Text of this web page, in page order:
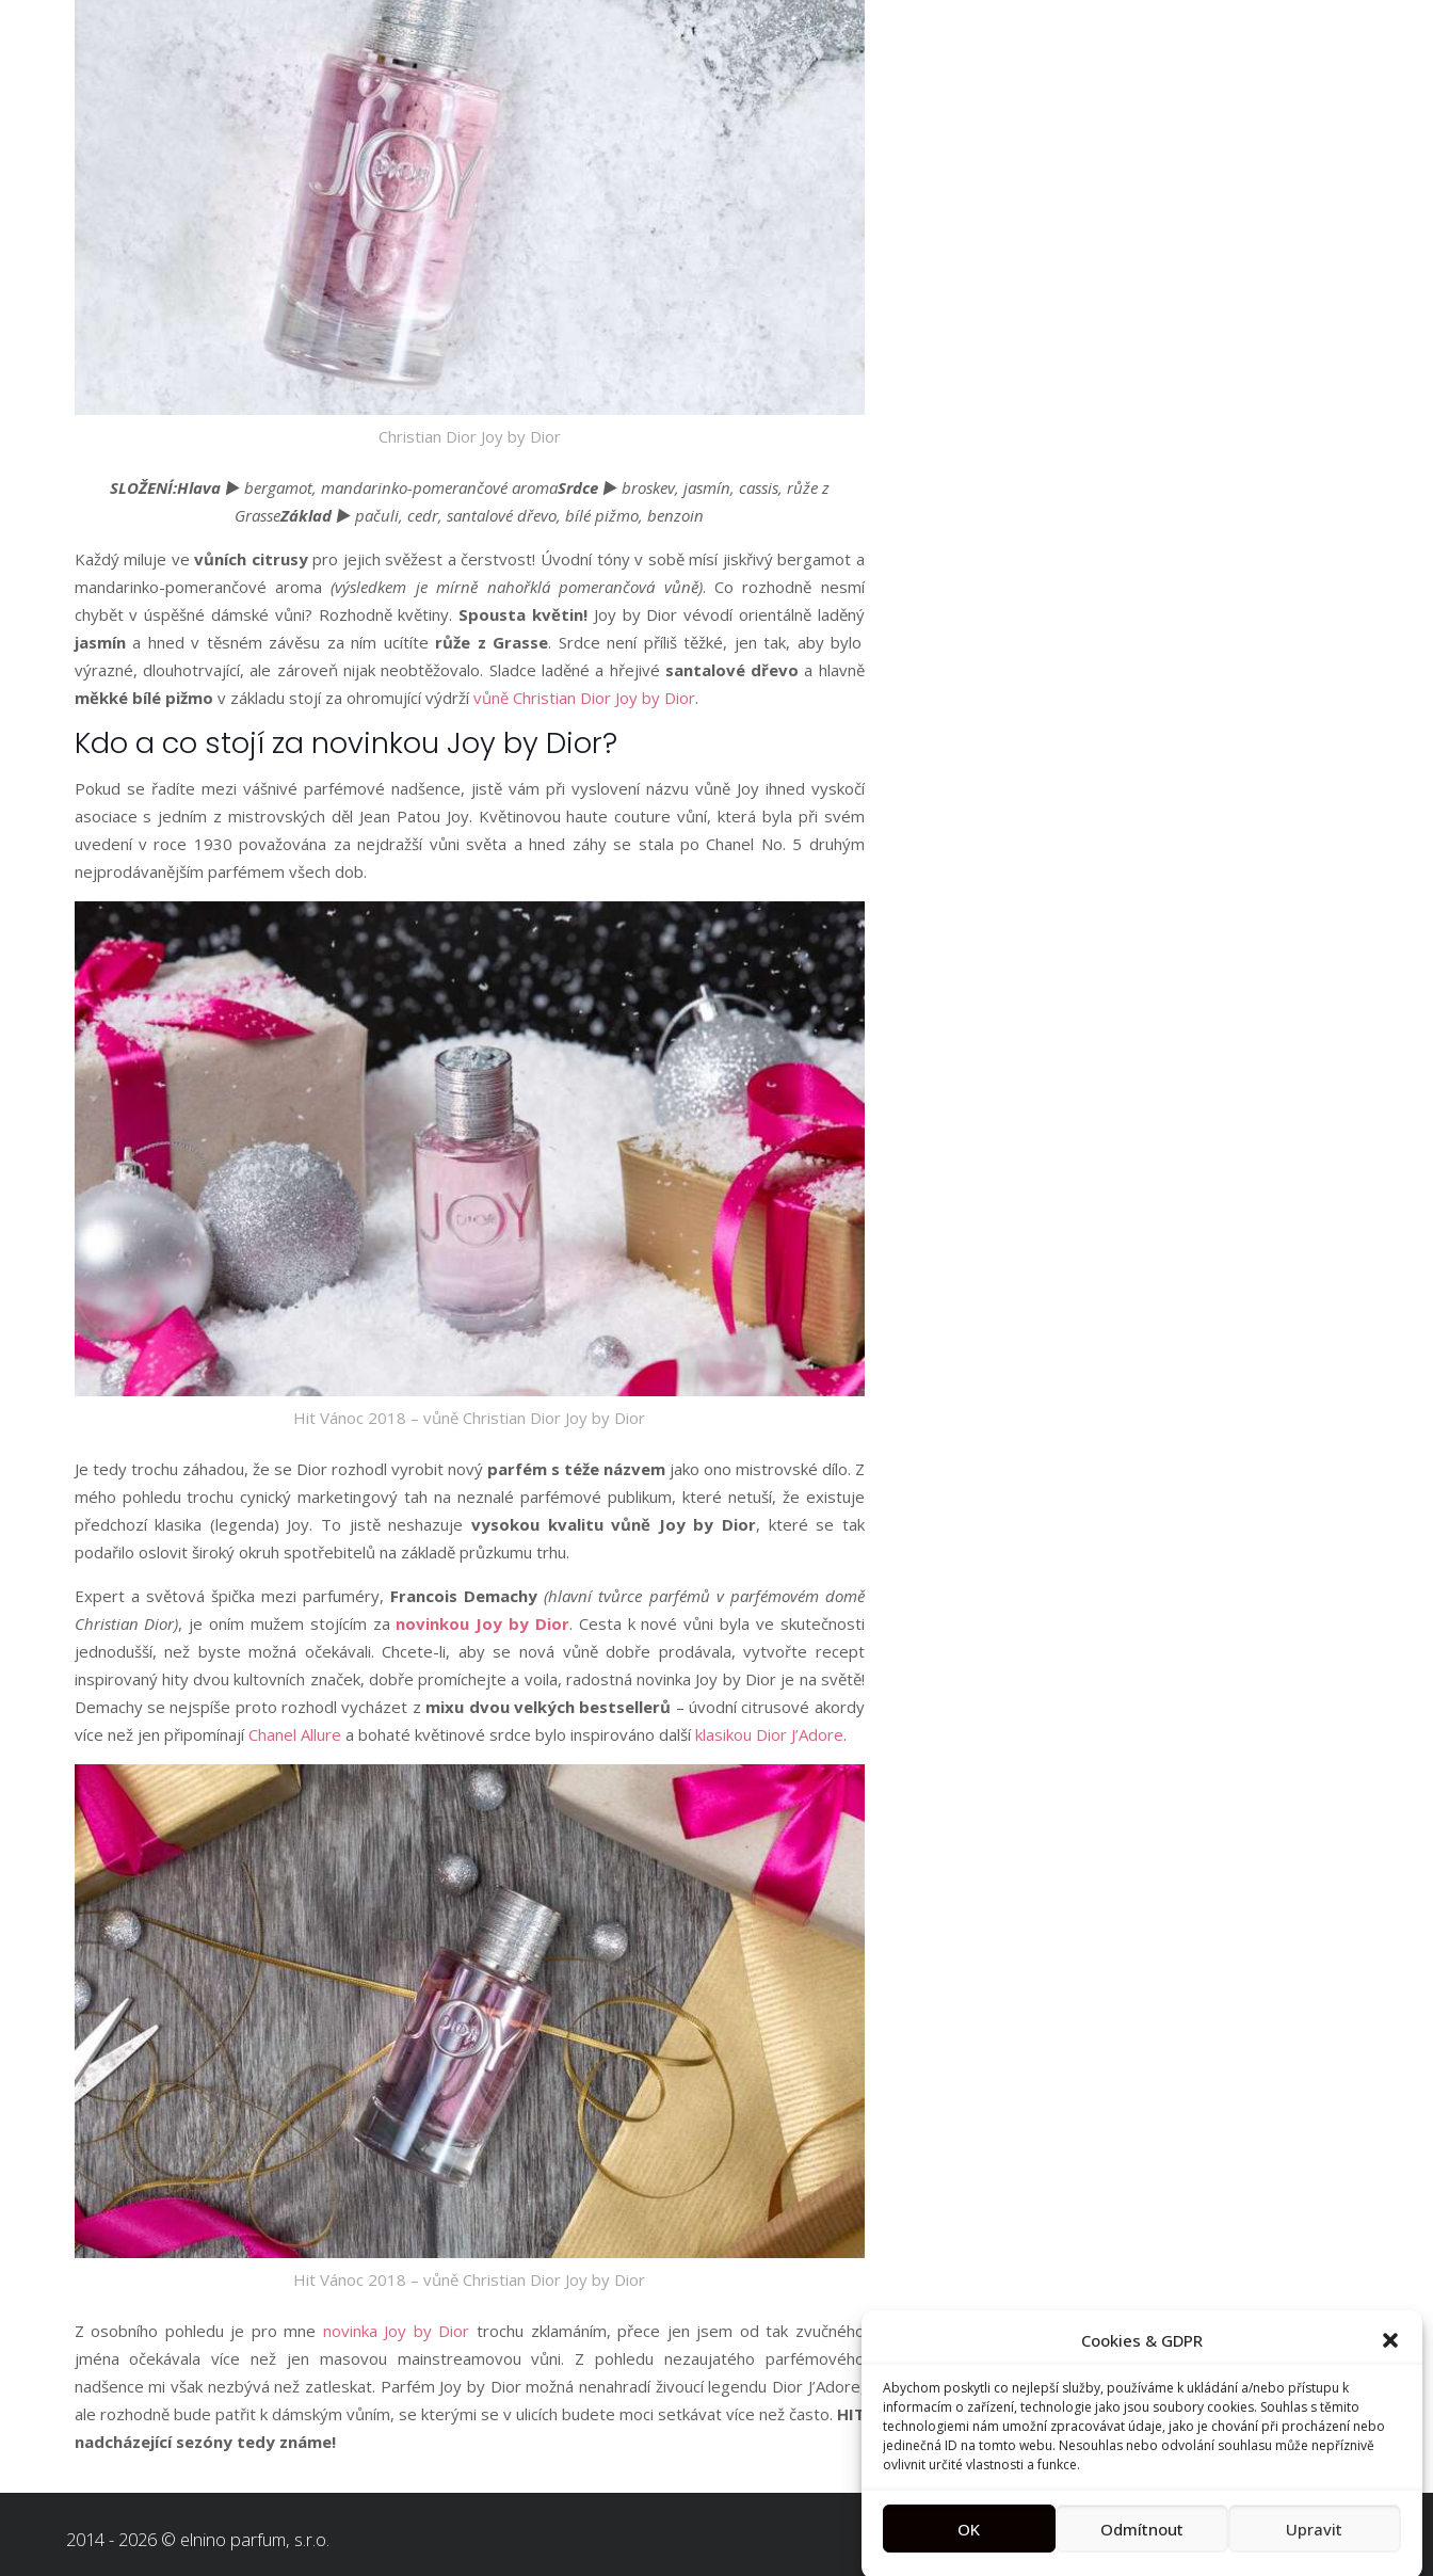
Cookies & GDPR
Abychom poskytli co nejlepší služby, používáme k ukládání a/nebo přístupu k
informacím o zařízení, technologie jako jsou soubory cookies. Souhlas s těmito
technologiemi nám umožní zpracovávat údaje, jako je chování při procházení nebo
jedinečná ID na tomto webu. Nesouhlas nebo odvolání souhlasu může nepříznivě
ovlivnit určité vlastnosti a funkce.
OK Odmítnout Upravit
Christian Dior Joy by Dior
SLOŽENÍ:Hlava ► bergamot, mandarinko-pomerančové aromaSrdce ► broskev, jasmín, cassis, růže z
GrasseZáklad ►pačuli, cedr, santalové dřevo, bílé pižmo, benzoin
Každý miluje vevůních citrusypro jejich svěžest a čerstvost! Úvodní tóny v sobě mísí jiskřivý bergamot a
mandarinko-pomerančové aroma(výsledkem je mírně nahořklá pomerančová vůně). Co rozhodně nesmí
chybět v úspěšné dámské vůni? Rozhodně květiny. Spousta květin! Joy by Dior vévodí orientálně laděný
jasmína hned v těsném závěsu za ním ucítíte růže z Grasse. Srdce není příliš těžké, jen tak, aby bylo
výrazné, dlouhotrvající, ale zároveň nijak neobtěžovalo. Sladce laděné a hřejivé santalové dřevo a hlavně
měkké bílé pižmo v základu stojí za ohromující výdržívůně Christian Dior Joy by Dior.
Kdo a co stojí za novinkou Joy by Dior?
Pokud se řadíte mezi vášnivé parfémové nadšence, jistě vám při vyslovení názvu vůně Joy ihned vyskočí
asociace s jedním z mistrovských děl Jean Patou Joy. Květinovou haute couture vůní, která byla při svém
uvedení v roce 1930 považována za nejdražší vůni světa a hned záhy se stala po Chanel No. 5 druhým
nejprodávanějším parfémem všech dob.
Hit Vánoc 2018 – vůně Christian Dior Joy by Dior
Je tedy trochu záhadou, že se Dior rozhodl vyrobit nový parfém s téže názvemjako ono mistrovské dílo. Z
mého pohledu trochu cynický marketingový tah na neznalé parfémové publikum, které netuší, že existuje
předchozí klasika (legenda) Joy. To jistě neshazuje vysokou kvalitu vůně Joy by Dior, které se tak
podařilo oslovit široký okruh spotřebitelů na základě průzkumu trhu.
Expert a světová špička mezi parfuméry, Francois Demachy (hlavní tvůrce parfémů v parfémovém domě
Christian Dior), je oním mužem stojícím za novinkou Joy by Dior. Cesta k nové vůni byla ve skutečnosti
jednodušší, než byste možná očekávali. Chcete-li, aby se nová vůně dobře prodávala, vytvořte recept
inspirovaný hity dvou kultovních značek, dobře promíchejte a voila, radostná novinka Joy by Dior je na světě!
Demachy se nejspíše proto rozhodl vycházet z mixu dvou velkých bestsellerů – úvodní citrusové akordy
více než jen připomínajíChanel Allure a bohaté květinové srdce bylo inspirováno dalšíklasikou Dior J’Adore.
Hit Vánoc 2018 – vůně Christian Dior Joy by Dior
Z osobního pohledu je pro mne novinka Joy by Dior trochu zklamáním, přece jen jsem od tak zvučného
jména očekávala více než jen masovou mainstreamovou vůni. Z pohledu nezaujatého parfémového
nadšence mi však nezbývá než zatleskat. Parfém Joy by Dior možná nenahradí živoucí legendu Dior J’Adore,
ale rozhodně bude patřit k dámským vůním, se kterými se v ulicích budete moci setkávat více než často. HIT
nadcházející sezóny tedy známe!
2014 - 2026 © elnino parfum, s.r.o.